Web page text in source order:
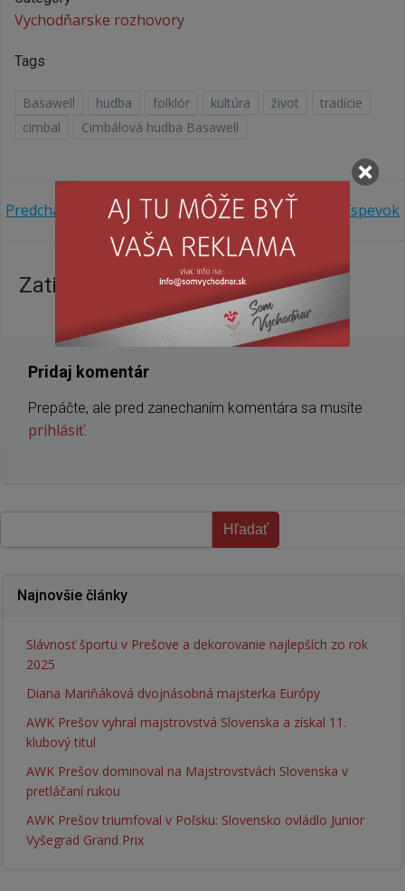
Vychodňarske rozhovory
Tags
Basawell hudba folklór kultúra život
tradície
cimbal
Cimbálová hudba Basawell
Navigácia
v
článku
Predchádzajúci príspevok
Navigácia
v
článku
Ďalší príspevok
Zatiaľ žiadne komentáre
Pridaj komentár
Prepáčte, ale pred zanechaním komentára sa musíte
prihlásiť.
Hľadať
Najnovšie články
Slávnosť športu v Prešove a dekorovanie najlepších zo rok
2025
Diana Mariňáková dvojnásobná majsterka Európy
AWK Prešov vyhral majstrovstvá Slovenska a získal 11.
klubový titul
AWK Prešov dominoval na Majstrovstvách Slovenska v
pretláčaní rukou
AWK Prešov triumfoval v Poľsku: Slovensko ovládlo Junior
Vyšegrad Grand Prix